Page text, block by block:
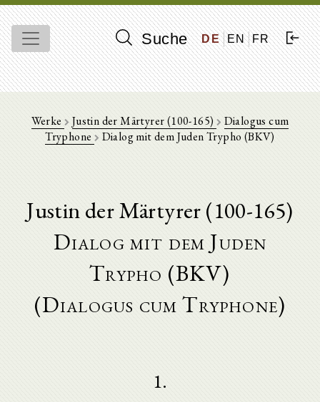
Suche DE EN FR
Werke Justin der Märtyrer (100-165)
Dialogus cum
Tryphone
Dialog mit dem Juden Trypho (BKV)
Justin der Märtyrer (100-165)
Dialog mit dem Juden
Trypho (BKV)
(Dialogus cum Tryphone)
1.